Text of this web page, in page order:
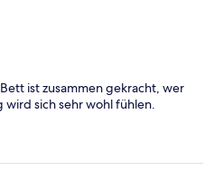
ist zusammen gekracht, wer
sich sehr wohl fühlen.